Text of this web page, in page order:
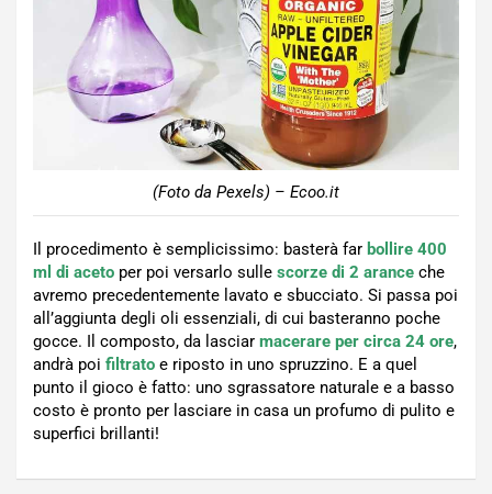
(Foto da Pexels) – Ecoo.it
Il procedimento è semplicissimo: basterà far bollire 400
ml di aceto per poi versarlo sulle scorze di 2 arance che
avremo precedentemente lavato e sbucciato. Si passa poi
all’aggiunta degli oli essenziali, di cui basteranno poche
gocce. Il composto, da lasciar macerare per circa 24 ore,
andrà poi filtrato e riposto in uno spruzzino. E a quel
punto il gioco è fatto: uno sgrassatore naturale e a basso
costo è pronto per lasciare in casa un profumo di pulito e
superfici brillanti!